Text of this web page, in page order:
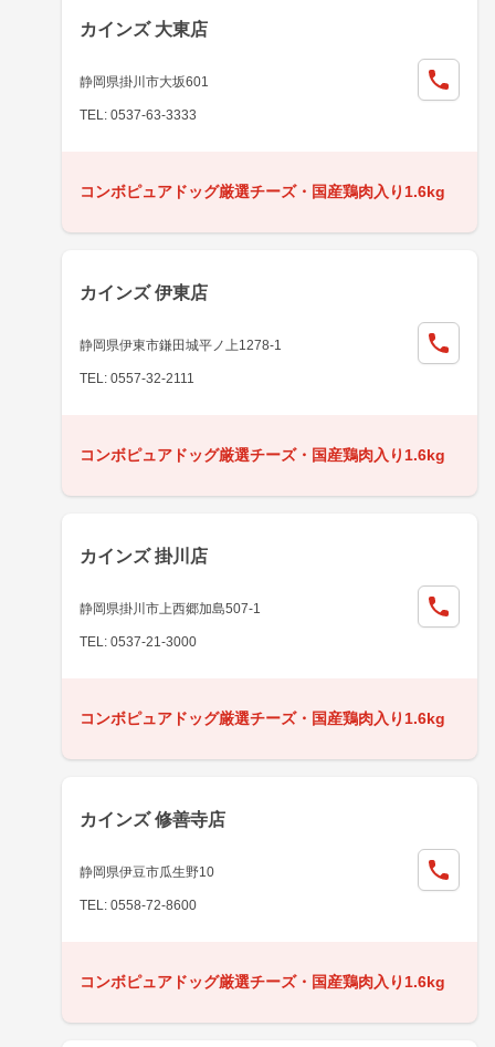
カインズ 大東店
静岡県掛川市大坂601
TEL: 0537-63-3333
コンボピュアドッグ厳選チーズ・国産鶏肉入り1.6kg
カインズ 伊東店
静岡県伊東市鎌田城平ノ上1278-1
TEL: 0557-32-2111
コンボピュアドッグ厳選チーズ・国産鶏肉入り1.6kg
カインズ 掛川店
静岡県掛川市上西郷加島507-1
TEL: 0537-21-3000
コンボピュアドッグ厳選チーズ・国産鶏肉入り1.6kg
カインズ 修善寺店
静岡県伊豆市瓜生野10
TEL: 0558-72-8600
コンボピュアドッグ厳選チーズ・国産鶏肉入り1.6kg